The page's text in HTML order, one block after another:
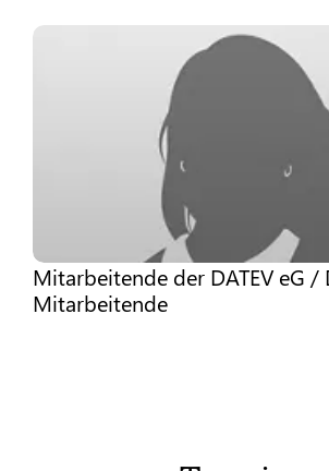
Mitarbeitende der DATEV eG /
Mitarbeitende